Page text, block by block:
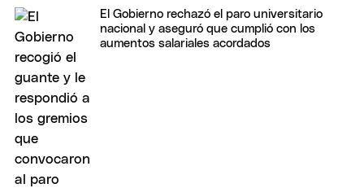
El Gobierno rechazó el paro universitario
nacional y aseguró que cumplió con los
aumentos salariales acordados